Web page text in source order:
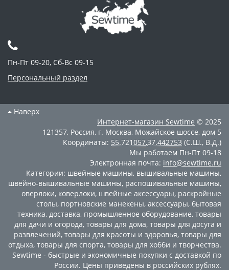
Пн-Пт 09-20, Сб-Вс 09-15
Персональный раздел
Наверх
Интернет-магазин Sewtime © 2025
121357, Россия, г. Москва, Можайское шоссе, дом 5
Координаты: 55.721057,37.442753 (С.Ш., В.Д.)
Мы работаем Пн-Пт 09-18
Электронная почта: info@sewtime.ru
Категории: швейные машины, вышивальные машины,
швейно-вышивальные машины, распошивальные машины,
оверлоки, коверлоки, швейные аксессуары, раскройные
столы, портновские манекены, аксессуары, бытовая
техника, доставка, промышленное оборудование, товары
для дачи и огорода, товары для дома, товары для досуга и
развлечений, товары для красоты и здоровья, товары для
отдыха, товары для спорта, товары для хобби и творчества.
Sewtime - быстрые и экономичные покупки с доставкой по
России. Цены приведены в российских рублях.